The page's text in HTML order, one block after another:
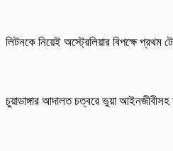
লিটনকে নিয়েই অস্ট্রেলিয়ার বিপক্ষে প্রথম
চুয়াডাঙ্গার আদালত চত্বরে ভুয়া